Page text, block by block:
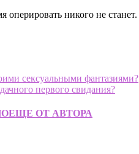
никого не станет.
сексуальными фантазиями?
первого свидания?
ЕЩЕ ОТ АВТОРА